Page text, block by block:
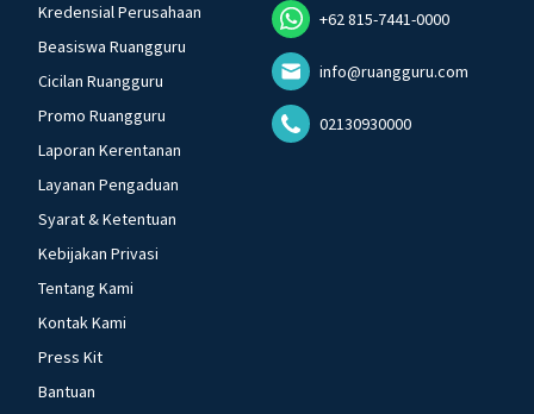
Kredensial Perusahaan
Beasiswa Ruangguru
Cicilan Ruangguru
Promo Ruangguru
Laporan Kerentanan
Layanan Pengaduan
Syarat & Ketentuan
Kebijakan Privasi
Tentang Kami
Kontak Kami
Press Kit
Bantuan
+62 815-7441-0000
info@ruangguru.com
02130930000